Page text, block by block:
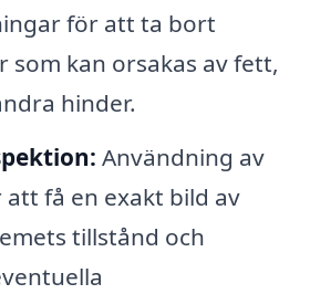
för att ta bort
som kan orsakas av fett,
hinder.
Användning av
få en exakt bild av
tillstånd och